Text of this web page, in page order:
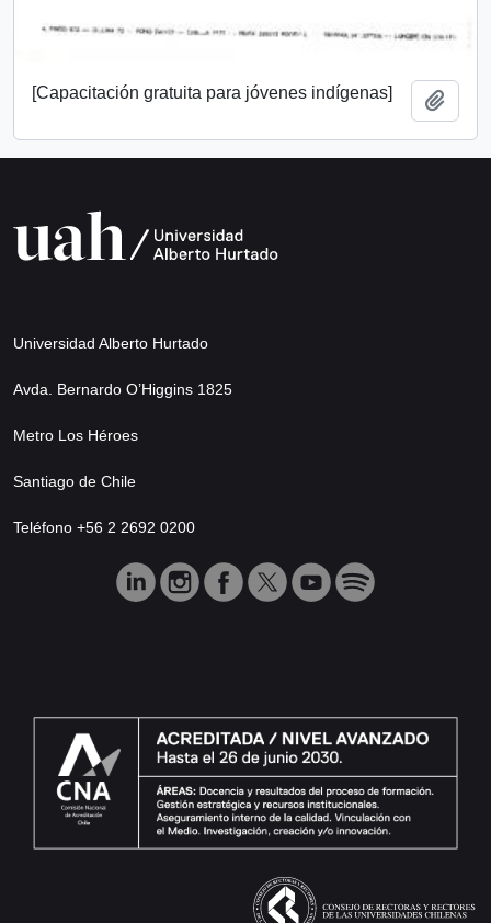
[Capacitación gratuita para jóvenes indígenas]
Universidad Alberto Hurtado
Avda. Bernardo O’Higgins 1825
Metro Los Héroes
Santiago de Chile
Teléfono +56 2 2692 0200